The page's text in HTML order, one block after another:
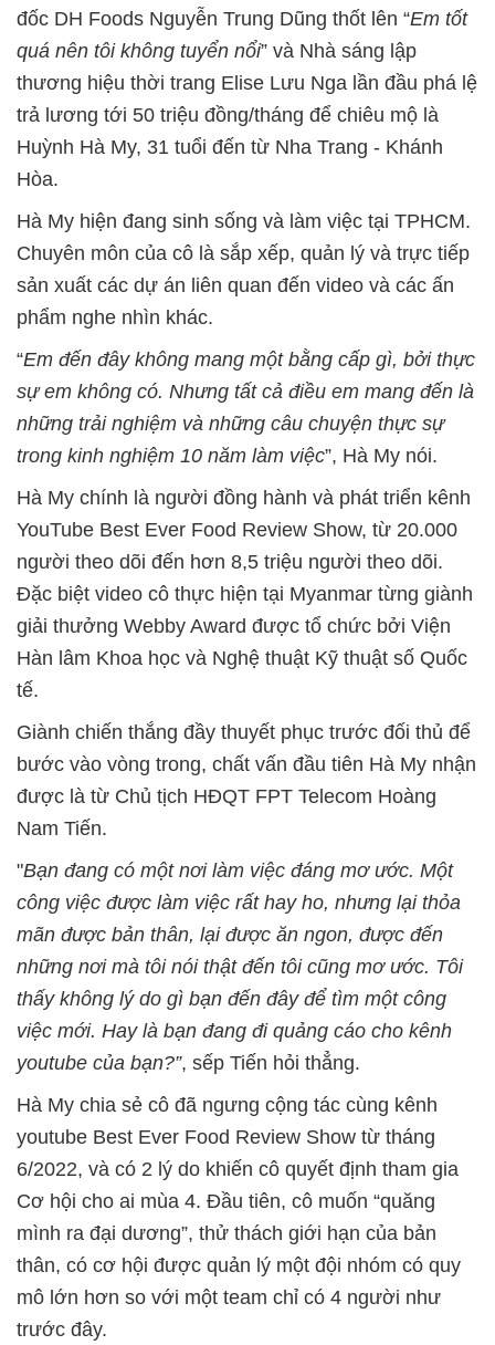
đốc DH Foods Nguyễn Trung Dũng thốt lên “Em tốt
quá nên tôi không tuyển nổi” và Nhà sáng lập
thương hiệu thời trang Elise Lưu Nga lần đầu phá lệ
trả lương tới 50 triệu đồng/tháng để chiêu mộ là
Huỳnh Hà My, 31 tuổi đến từ Nha Trang - Khánh
Hòa.
Hà My hiện đang sinh sống và làm việc tại TPHCM.
Chuyên môn của cô là sắp xếp, quản lý và trực tiếp
sản xuất các dự án liên quan đến video và các ấn
phẩm nghe nhìn khác.
“Em đến đây không mang một bằng cấp gì, bởi thực
sự em không có. Nhưng tất cả điều em mang đến là
những trải nghiệm và những câu chuyện thực sự
trong kinh nghiệm 10 năm làm việc”, Hà My nói.
Hà My chính là người đồng hành và phát triển kênh
YouTube Best Ever Food Review Show, từ 20.000
người theo dõi đến hơn 8,5 triệu người theo dõi.
Đặc biệt video cô thực hiện tại Myanmar từng giành
giải thưởng Webby Award được tổ chức bởi Viện
Hàn lâm Khoa học và Nghệ thuật Kỹ thuật số Quốc
tế.
Giành chiến thắng đầy thuyết phục trước đối thủ để
bước vào vòng trong, chất vấn đầu tiên Hà My nhận
được là từ Chủ tịch HĐQT FPT Telecom Hoàng
Nam Tiến.
"Bạn đang có một nơi làm việc đáng mơ ước. Một
công việc được làm việc rất hay ho, nhưng lại thỏa
mãn được bản thân, lại được ăn ngon, được đến
những nơi mà tôi nói thật đến tôi cũng mơ ước. Tôi
thấy không lý do gì bạn đến đây để tìm một công
việc mới. Hay là bạn đang đi quảng cáo cho kênh
youtube của bạn?”, sếp Tiến hỏi thẳng.
Hà My chia sẻ cô đã ngưng cộng tác cùng kênh
youtube Best Ever Food Review Show từ tháng
6/2022, và có 2 lý do khiến cô quyết định tham gia
Cơ hội cho ai mùa 4. Đầu tiên, cô muốn “quăng
mình ra đại dương”, thử thách giới hạn của bản
thân, có cơ hội được quản lý một đội nhóm có quy
mô lớn hơn so với một team chỉ có 4 người như
trước đây.